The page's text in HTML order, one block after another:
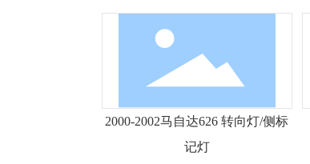
2000-2002马自达626 转向灯/侧标
记灯